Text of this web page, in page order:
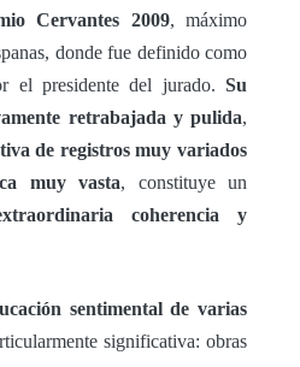
Cervantes 2009, máximo
donde fue definido como
el presidente del jurado. Su
retrabajada y pulida,
de registros muy variados
muy vasta, constituye un
coherencia y
sentimental de varias
significativa: obras